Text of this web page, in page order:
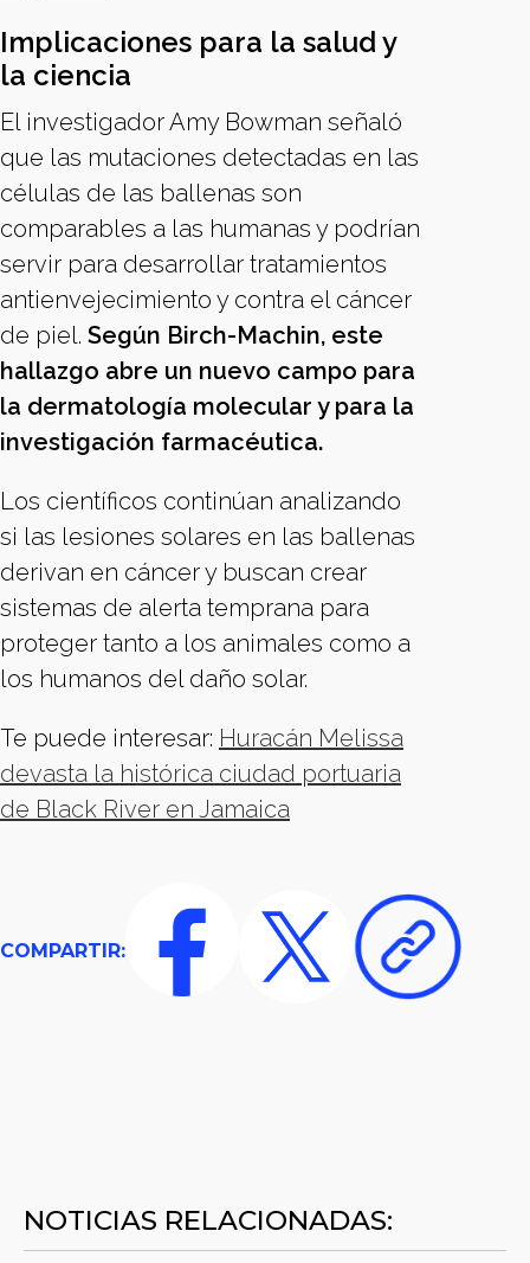
Implicaciones para la salud y
la ciencia
El investigador Amy Bowman señaló
que las mutaciones detectadas en las
células de las ballenas son
comparables a las humanas y podrían
servir para desarrollar tratamientos
antienvejecimiento y contra el cáncer
de piel. Según Birch-Machin, este
hallazgo abre un nuevo campo para
la dermatología molecular y para la
investigación farmacéutica.
Los científicos continúan analizando
si las lesiones solares en las ballenas
derivan en cáncer y buscan crear
sistemas de alerta temprana para
proteger tanto a los animales como a
los humanos del daño solar.
Te puede interesar: Huracán Melissa
devasta la histórica ciudad portuaria
de Black River en Jamaica
COMPARTIR:
NOTICIAS RELACIONADAS: